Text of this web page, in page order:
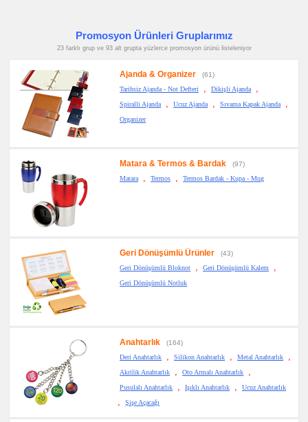
Promosyon Ürünleri Gruplarımız
23 farklı grup ve 93 alt grupta yüzlerce promosyon ürünü listeleniyor
Ajanda & Organizer
(61)
Tarihsiz Ajanda - Not Defteri
, Dikişli Ajanda ,
Spiralli Ajanda , Ucuz Ajanda , Sıvama Kapak Ajanda ,
Organizer
Matara & Termos & Bardak
(97)
Matara
, Termos , Termos Bardak - Kupa - Mug
Geri Dönüşümlü Ürünler
(43)
Geri Dönüşümlü Bloknot
, Geri Dönüşümlü Kalem ,
Geri Dönüşümlü Notluk
Anahtarlık
(164)
Deri Anahtarlık
, Silikon Anahtarlık , Metal Anahtarlık ,
Akrilik Anahtarlık , Oto Armalı Anahtarlık ,
Pusulalı Anahtarlık , Işıklı Anahtarlık , Ucuz Anahtarlık
, Şişe Açacağı
Makinesi
Makyaj
Aynası
&
Manikür
promosyon
Şerit
Metre
promosyon
Çakı
El
Feneri
promosyon
Küllük
promosyon
Masa
Çanta
Askısı
promosyon
promosyon
Flash
Bellek
promosyon